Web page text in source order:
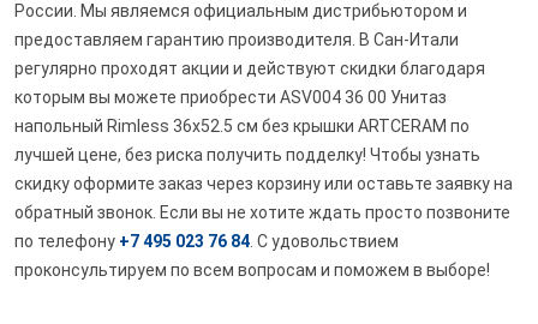
России. Мы являемся официальным дистрибьютором и
предоставляем гарантию производителя. В Сан-Итали
регулярно проходят акции и действуют скидки благодаря
которым вы можете приобрести ASV004 36 00 Унитаз
напольный Rimless 36х52.5 см без крышки ARTCERAM по
лучшей цене, без риска получить подделку! Чтобы узнать
скидку оформите заказ через корзину или оставьте заявку на
обратный звонок. Если вы не хотите ждать просто позвоните
по телефону +7 495 023 76 84. С удовольствием
проконсультируем по всем вопросам и поможем в выборе!